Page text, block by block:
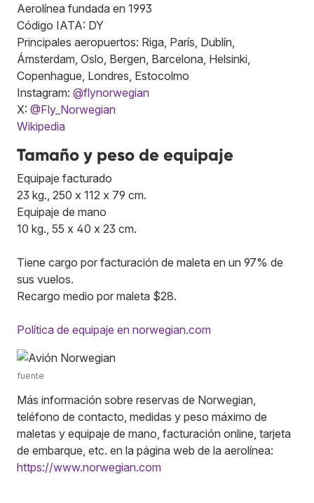
Aerolínea fundada en 1993
Código IATA: DY
Principales aeropuertos: Riga, París, Dublín,
Ámsterdam, Oslo, Bergen, Barcelona, Helsinki,
Copenhague, Londres, Estocolmo
Instagram: @flynorwegian
X: @Fly_Norwegian
Wikipedia
Tamaño y peso de equipaje
Equipaje facturado
23 kg., 250 x 112 x 79 cm.
Equipaje de mano
10 kg., 55 x 40 x 23 cm.
Tiene cargo por facturación de maleta en un 97% de
sus vuelos.
Recargo medio por maleta $28.
Política de equipaje en norwegian.com
fuente
Más información sobre reservas de Norwegian,
teléfono de contacto, medidas y peso máximo de
maletas y equipaje de mano, facturación online, tarjeta
de embarque, etc. en la página web de la aerolínea:
https://www.norwegian.com